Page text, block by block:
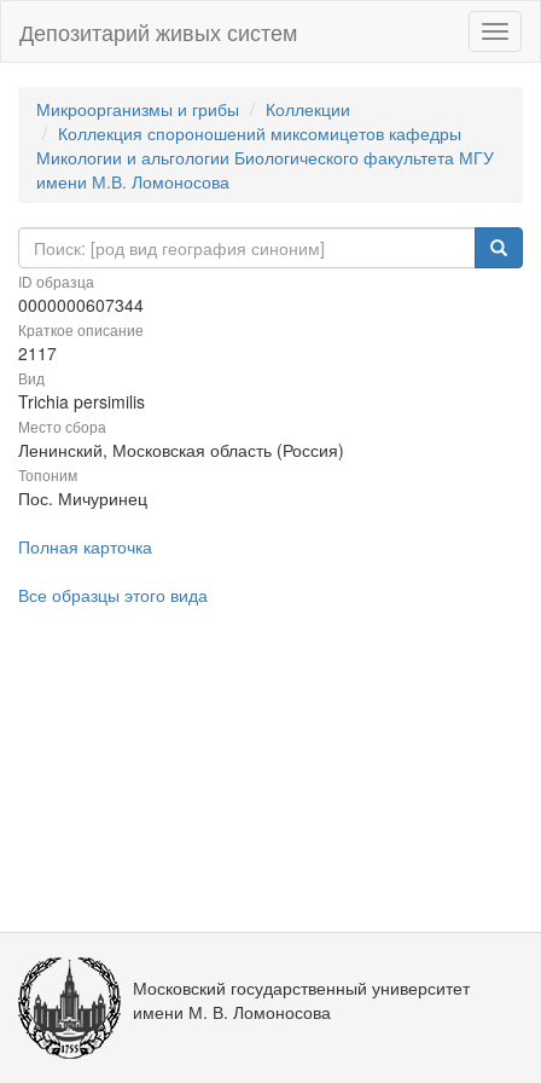
Депозитарий живых систем
Микроорганизмы и грибы
Коллекции
Коллекция спороношений миксомицетов кафедры
Микологии и альгологии Биологического факультета МГУ
имени М.В. Ломоносова
ID образца
0000000607344
Краткое описание
2117
Вид
Trichia persimilis
Место сбора
Ленинский, Московская область (Россия)
Топоним
Пос. Мичуринец
Полная карточка
Все образцы этого вида
Московский государственный университет
имени М. В. Ломоносова